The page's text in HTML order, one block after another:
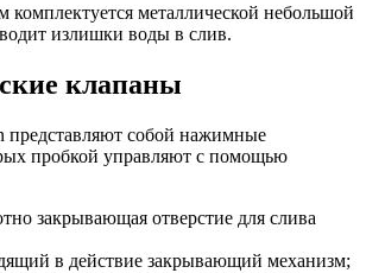
комплектуется металлической небольшой
излишки воды в слив.
клапаны
представляют собой нажимные
пробкой управляют с помощью
закрывающая отверстие для слива
в действие закрывающий механизм;